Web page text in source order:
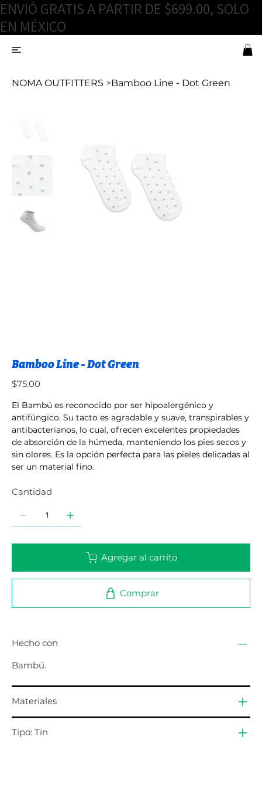
ENVIÓ GRATIS A PARTIR DE $699.00, SOLO
EN MÉXICO
NOMA OUTFITTERS >Bamboo Line - Dot Green
Bamboo Line - Dot Green
Precio
$75.00
El Bambú es reconocido por ser hipoalergénico y
antifúngico. Su tacto es agradable y suave, transpirables y
antibacterianos, lo cual, ofrecen excelentes propiedades
de absorción de la húmeda, manteniendo los pies secos y
sin olores. Es la opción perfecta para las pieles delicadas al
ser un material fino.
Cantidad
Agregar al carrito
Comprar
Hecho con
Bambú.
Materiales
Tipo: Tin